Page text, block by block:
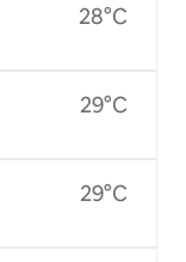
28°C
29°C
29°C